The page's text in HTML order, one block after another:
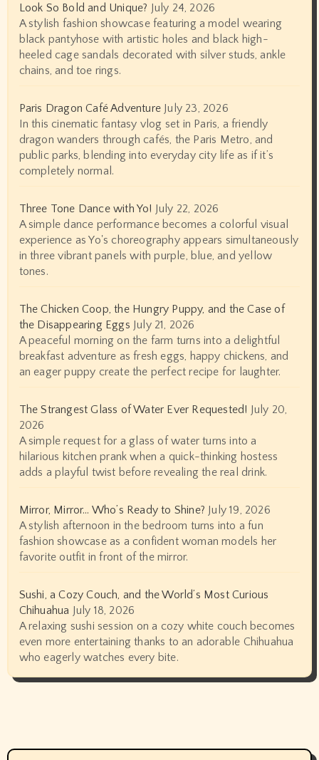
Look So Bold and Unique? July 24, 2026
A stylish fashion showcase featuring a model wearing
black pantyhose with artistic holes and black high-
heeled cage sandals decorated with silver studs, ankle
chains, and toe rings.
Paris Dragon Café Adventure July 23, 2026
In this cinematic fantasy vlog set in Paris, a friendly
dragon wanders through cafés, the Paris Metro, and
public parks, blending into everyday city life as if it’s
completely normal.
Three Tone Dance with Yo! July 22, 2026
A simple dance performance becomes a colorful visual
experience as Yo's choreography appears simultaneously
in three vibrant panels with purple, blue, and yellow
tones.
The Chicken Coop, the Hungry Puppy, and the Case of
the Disappearing Eggs July 21, 2026
A peaceful morning on the farm turns into a delightful
breakfast adventure as fresh eggs, happy chickens, and
an eager puppy create the perfect recipe for laughter.
The Strangest Glass of Water Ever Requested! July 20,
2026
A simple request for a glass of water turns into a
hilarious kitchen prank when a quick-thinking hostess
adds a playful twist before revealing the real drink.
Mirror, Mirror… Who’s Ready to Shine? July 19, 2026
A stylish afternoon in the bedroom turns into a fun
fashion showcase as a confident woman models her
favorite outfit in front of the mirror.
Sushi, a Cozy Couch, and the World’s Most Curious
Chihuahua July 18, 2026
A relaxing sushi session on a cozy white couch becomes
even more entertaining thanks to an adorable Chihuahua
who eagerly watches every bite.